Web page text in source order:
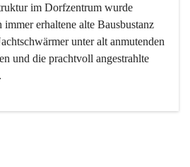
im Dorfzentrum wurde
erhaltene alte Bausbustanz
unter alt anmutenden
und die prachtvoll angestrahlte
nicht mehr, ist aber integrativer